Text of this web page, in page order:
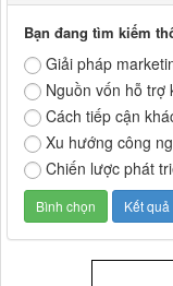
Bạn đang tìm kiếm
Giải pháp
Nguồn vốn hỗ trợ
Cách tiếp cận
Xu hướng công
Chiến lược phát